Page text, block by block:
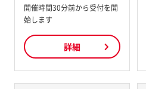
開催時間30分前から受付を開
始します
詳細